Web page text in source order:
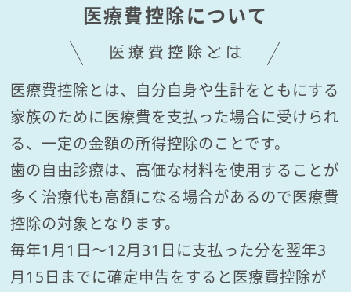
医療費控除について
医療費控除とは、自分自身や生計をともにする
家族のために医療費を支払った場合に受けられ
る、一定の金額の所得控除のことです。
歯の自由診療は、高価な材料を使用することが
多く治療代も高額になる場合があるので医療費
控除の対象となります。
毎年1月1日〜12月31日に支払った分を翌年3
月15日までに確定申告をすると医療費控除が